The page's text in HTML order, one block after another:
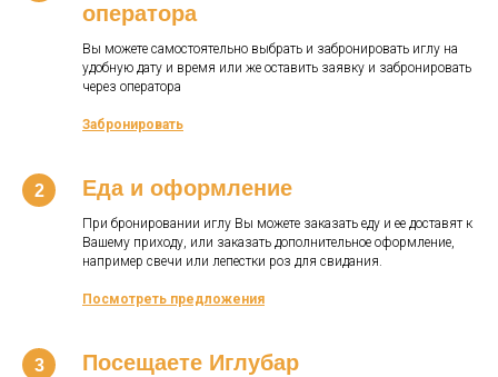
оператора
Вы можете самостоятельно выбрать и забронировать иглу на
удобную дату и время или же оставить заявку и забронировать
через оператора
Забронировать
Еда и оформление
При бронировании иглу Вы можете заказать еду и ее доставят к
Вашему приходу, или заказать дополнительное оформление,
например свечи или лепестки роз для свидания.
Посмотреть предложения
Посещаете Иглубар